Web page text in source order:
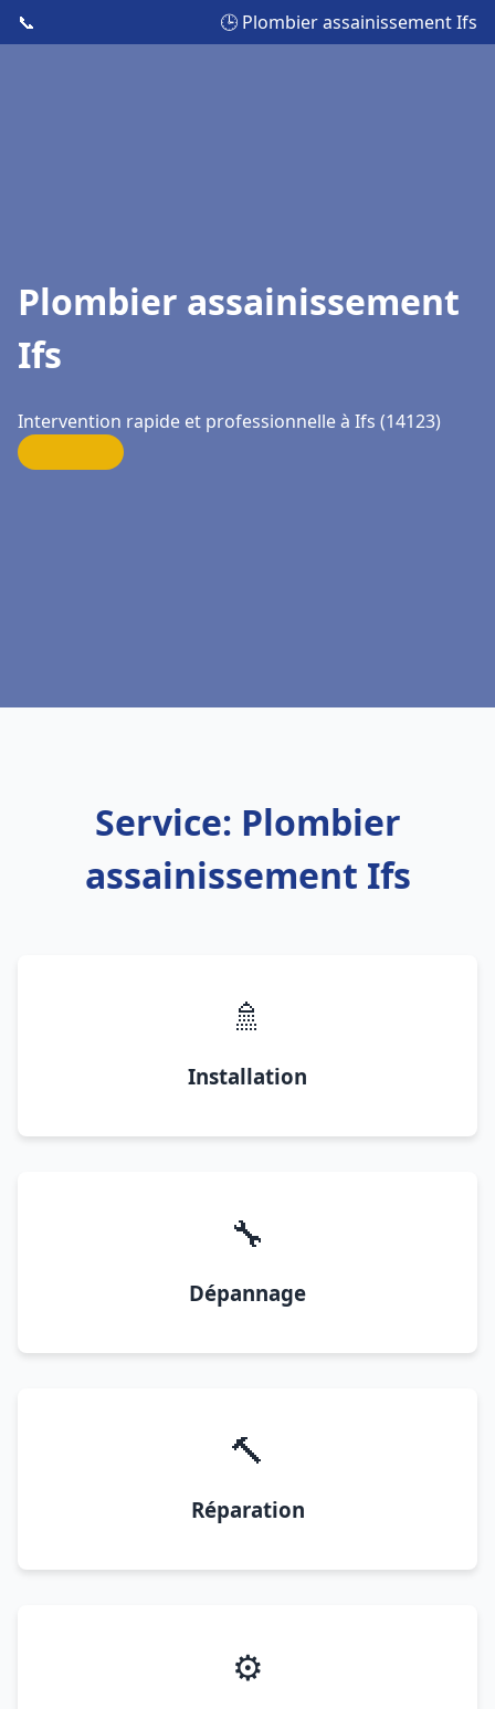
📞 🕒 Plombier assainissement Ifs
Plombier assainissement
Ifs
Intervention rapide et professionnelle à Ifs (14123)
Service: Plombier
assainissement Ifs
🚿
Installation
🔧
Dépannage
🔨
Réparation
⚙️